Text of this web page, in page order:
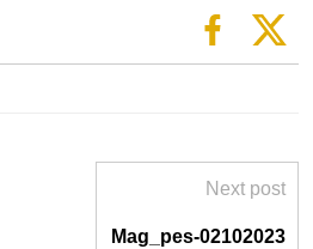
Next post
Mag_pes-02102023